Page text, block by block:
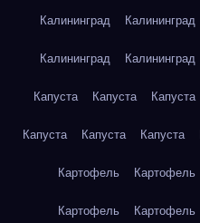
Калининград Калининград
Калининград Калининград
Капуста Капуста Капуста
Капуста Капуста Капуста
Картофель Картофель
Картофель Картофель